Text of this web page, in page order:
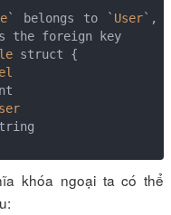
` belongs to ` User`,
struct {
khóa ngoại ta có thể